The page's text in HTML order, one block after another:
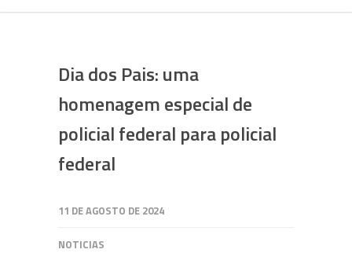
Dia dos Pais: uma
homenagem especial de
policial federal para policial
federal
11 DE AGOSTO DE 2024
NOTICIAS